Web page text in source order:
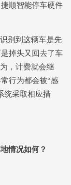
顺智能停车硬件
别到这辆车是先
掉头又回去了车
，计费就会继
行为都会被“感
统采取相应措
情况如何？